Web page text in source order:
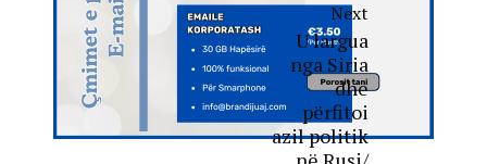
Next
U largua
nga Siria
dhe
përfitoi
azil politik